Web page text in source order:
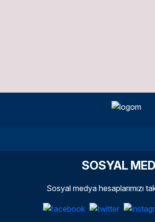
SOSYAL
Sosyal medya hesaplarımızı